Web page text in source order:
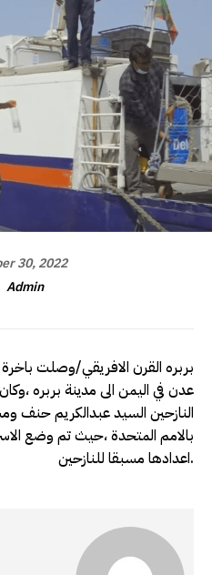
30, 2022
Admin
عدن في اليمن الى مدينة بربره
النازحين السيد عبدالكريم حنف
بالامم المتحدة ،حيث تم وضع
اعدادها مسبقا للنازحين.